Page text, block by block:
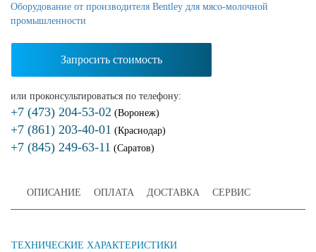
Оборудование от производителя Bentley для мясо-молочной
промышленности
Запросить стоимость
или проконсультироваться по телефону:
+7 (473) 204-53-02 (Воронеж)
+7 (861) 203-40-01 (Краснодар)
+7 (845) 249-63-11 (Саратов)
ОПИСАНИЕ ОПЛАТА ДОСТАВКА СЕРВИС
ТЕХНИЧЕСКИЕ ХАРАКТЕРИСТИКИ